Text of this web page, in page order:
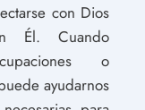
con Dios
Él. Cuando
o
ayudarnos